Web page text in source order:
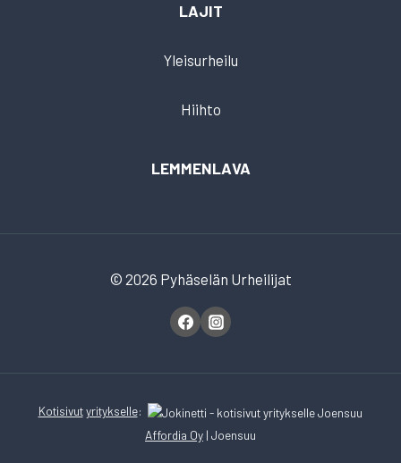
LAJIT
Yleisurheilu
Hiihto
LEMMENLAVA
© 2026 Pyhäselän Urheilijat
Kotisivut yritykselle:
Affordia Oy | Joensuu